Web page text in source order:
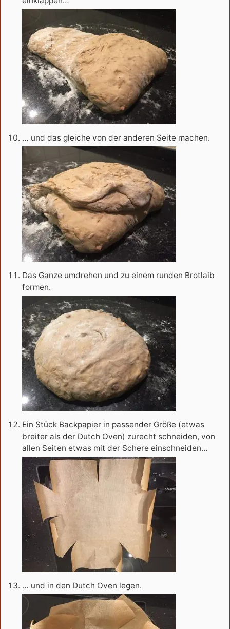
… und das gleiche von der anderen Seite machen.
Das Ganze umdrehen und zu einem runden Brotlaib
formen.
Ein Stück Backpapier in passender Größe (etwas
breiter als der Dutch Oven) zurecht schneiden, von
allen Seiten etwas mit der Schere einschneiden…
… und in den Dutch Oven legen.